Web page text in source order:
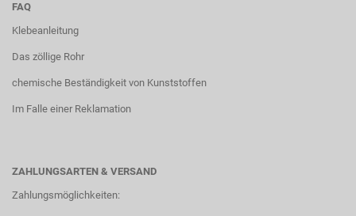
FAQ
Klebeanleitung
Das zöllige Rohr
chemische Beständigkeit von Kunststoffen
Im Falle einer Reklamation
ZAHLUNGSARTEN & VERSAND
Zahlungsmöglichkeiten: